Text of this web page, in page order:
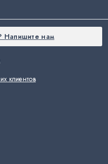
клиентов
Напишите нам